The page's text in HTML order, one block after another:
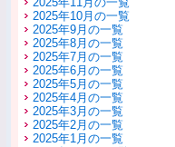
2025年10月の一覧
2025年9月の一覧
2025年8月の一覧
2025年7月の一覧
2025年6月の一覧
2025年5月の一覧
2025年4月の一覧
2025年3月の一覧
2025年2月の一覧
2025年1月の一覧